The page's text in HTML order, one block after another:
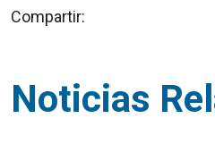
Compartir:
Noticias